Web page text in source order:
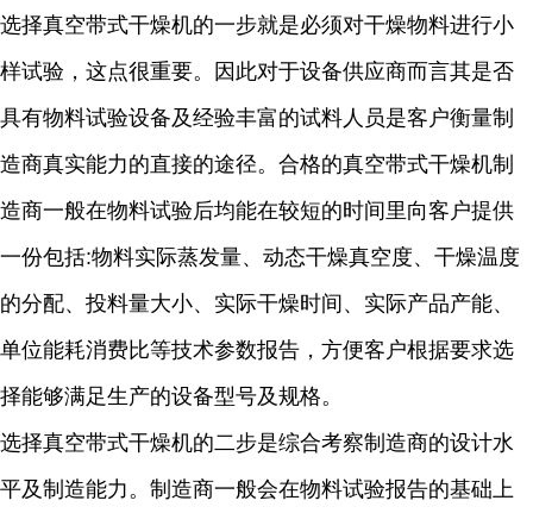
选择真空带式干燥机的一步就是必须对干燥物料进行小
样试验，这点很重要。因此对于设备供应商而言其是否
具有物料试验设备及经验丰富的试料人员是客户衡量制
造商真实能力的直接的途径。合格的真空带式干燥机制
造商一般在物料试验后均能在较短的时间里向客户提供
一份包括:物料实际蒸发量、动态干燥真空度、干燥温度
的分配、投料量大小、实际干燥时间、实际产品产能、
单位能耗消费比等技术参数报告，方便客户根据要求选
择能够满足生产的设备型号及规格。
选择真空带式干燥机的二步是综合考察制造商的设计水
平及制造能力。制造商一般会在物料试验报告的基础上